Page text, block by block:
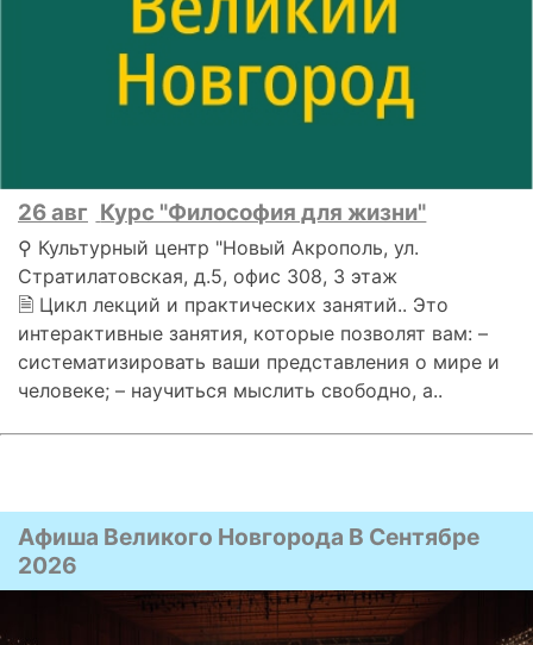
26 авг Курс "Философия для жизни"
⚲ Культурный центр "Новый Акрополь, ул.
Стратилатовская, д.5, офис 308, 3 этаж
🗎 Цикл лекций и практических занятий.. Это
интерактивные занятия, которые позволят вам: –
систематизировать ваши представления о мире и
человеке; – научиться мыслить свободно, а..
Афиша Великого Новгорода В Сентябре
2026